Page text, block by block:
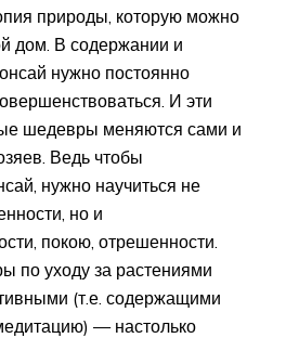
природы, которую можно
дом. В содержании и
нужно постоянно
И эти
шедевры меняются сами и
Ведь чтобы
нужно научиться не
но и
покою, отрешенности.
по уходу за растениями
(т.е. содержащими
— настолько